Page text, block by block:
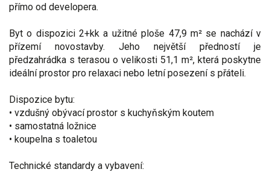
přímo od developera.
Byt o dispozici 2+kk a užitné ploše 47,9 m² se nachází v
přízemí novostavby. Jeho největší předností je
předzahrádka s terasou o velikosti 51,1 m², která poskytne
ideální prostor pro relaxaci nebo letní posezení s přáteli.
Dispozice bytu:
• vzdušný obývací prostor s kuchyňským koutem
• samostatná ložnice
• koupelna s toaletou
Technické standardy a vybavení: